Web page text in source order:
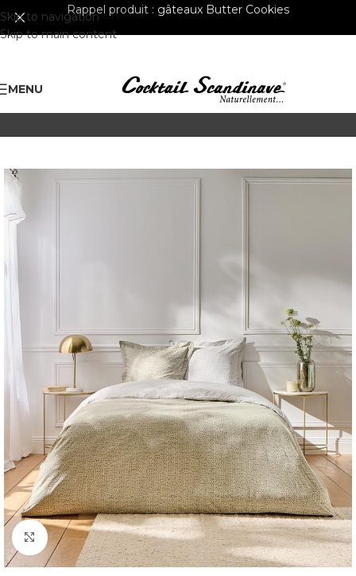
Skip to navigation
Skip to main content
Rappel produit : gâteaux Butter Cookies
MENU
Cliquer pour agrandir